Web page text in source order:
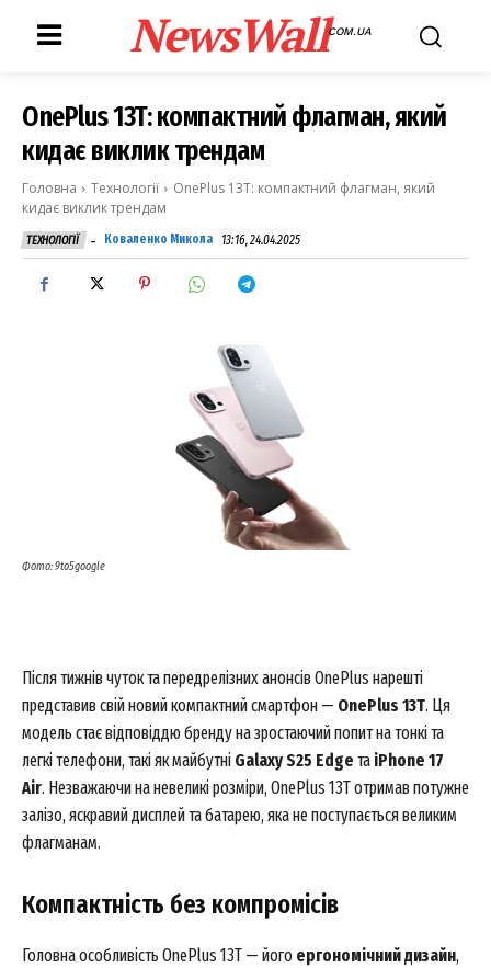
NewsWallCOM.UA
OnePlus 13T: компактний флагман, який
кидає виклик трендам
Головна Технології
OnePlus 13T: компактний флагман, який
кидає виклик трендам
ТЕХНОЛОГІЇ - Коваленко Микола 13:16, 24.04.2025
Фото: 9to5google
Після тижнів чуток та передрелізних анонсів OnePlus нарешті
представив свій новий компактний смартфон — OnePlus 13T. Ця
модель стає відповіддю бренду на зростаючий попит на тонкі та
легкі телефони, такі як майбутні Galaxy S25 Edge та iPhone 17
Air. Незважаючи на невеликі розміри, OnePlus 13T отримав потужне
залізо, яскравий дисплей та батарею, яка не поступається великим
флагманам.
Компактність без компромісів
Головна особливість OnePlus 13T — його ергономічний дизайн,